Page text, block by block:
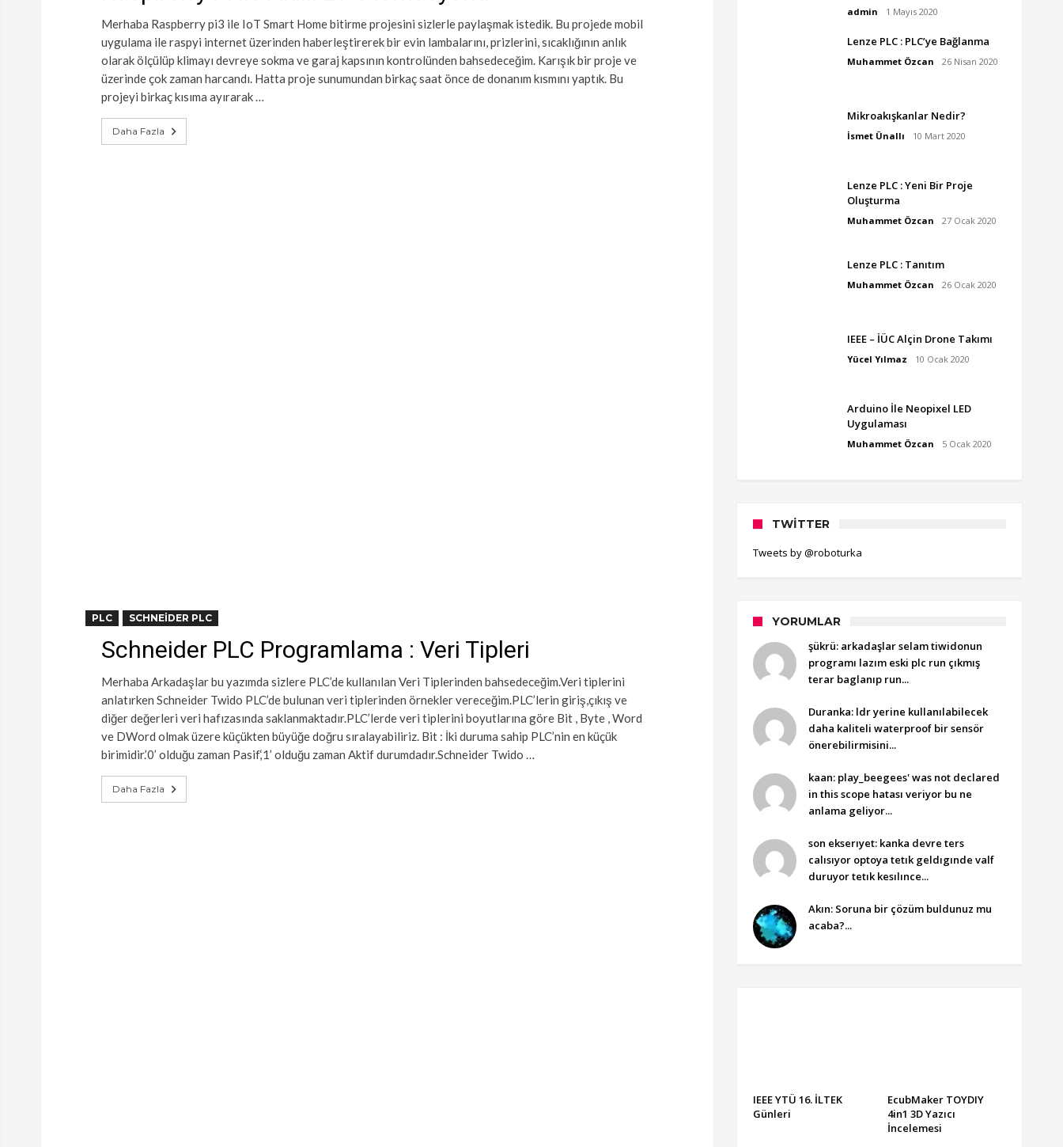
Merhaba Raspberry pi3 ile IoT Smart Home bitirme projesini sizlerle paylaşmak istedik. Bu projede mobil
uygulama ile raspyi internet üzerinden haberleştirerek bir evin lambalarını, prizlerini, sıcaklığının anlık
olarak ölçülüp klimayı devreye sokma ve garaj kapsının kontrolünden bahsedeceğim. Karışık bir proje ve
üzerinde çok zaman harcandı. Hatta proje sunumundan birkaç saat önce de donanım kısmını yaptık. Bu
projeyi birkaç kısıma ayırarak …
Daha Fazla
PLC SCHNEIDER PLC
Schneider PLC Programlama : Veri Tipleri
Merhaba Arkadaşlar bu yazımda sizlere PLC’de kullanılan Veri Tiplerinden bahsedeceğim.Veri tiplerini
anlatırken Schneider Twido PLC’de bulunan veri tiplerinden örnekler vereceğim.PLC’lerin giriş,çıkış ve
diğer değerleri veri hafızasında saklanmaktadır.PLC’lerde veri tiplerini boyutlarına göre Bit , Byte , Word
ve DWord olmak üzere küçükten büyüğe doğru sıralayabiliriz. Bit : İki duruma sahip PLC’nin en küçük
birimidir.’0’ olduğu zaman Pasif,‘1’ olduğu zaman Aktif durumdadır.Schneider Twido …
Daha Fazla
admin 1 Mayıs 2020
Lenze PLC : PLC’ye Bağlanma
Muhammet Özcan 26 Nisan 2020
Mikroakışkanlar Nedir?
İsmet Ünallı 10 Mart 2020
Lenze PLC : Yeni Bir Proje
Oluşturma
Muhammet Özcan 27 Ocak 2020
Lenze PLC : Tanıtım
Muhammet Özcan 26 Ocak 2020
IEEE – İÜC Alçin Drone Takımı
Yücel Yılmaz 10 Ocak 2020
Arduino İle Neopixel LED
Uygulaması
Muhammet Özcan 5 Ocak 2020
TWITTER
Tweets by @roboturka
YORUMLAR
şükrü: arkadaşlar selam tiwidonun
programı lazım eski plc run çıkmış
terar baglanıp run...
Duranka: ldr yerine kullanılabilecek
daha kaliteli waterproof bir sensör
önerebilirmisini...
kaan: play_beegees' was not declared
in this scope hatası veriyor bu ne
anlama geliyor...
son ekserıyet: kanka devre ters
calısıyor optoya tetık geldıgınde valf
duruyor tetık kesılınce...
Akın: Soruna bir çözüm buldunuz mu
acaba?...
IEEE YTÜ 16. İLTEK
Günleri
EcubMaker TOYDIY
4in1 3D Yazıcı
İncelemesi